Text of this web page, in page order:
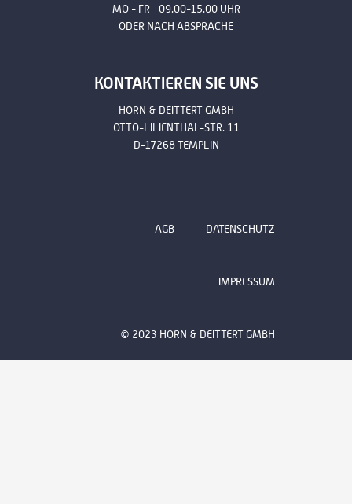
MO - FR 09.00-15.00 UHR
ODER NACH ABSPRACHE
KONTAKTIEREN SIE UNS
HORN & DEITTERT GMBH
OTTO-LILIENTHAL-STR. 11
D-17268 TEMPLIN
AGB DATENSCHUTZ
IMPRESSUM
© 2023 HORN & DEITTERT GMBH